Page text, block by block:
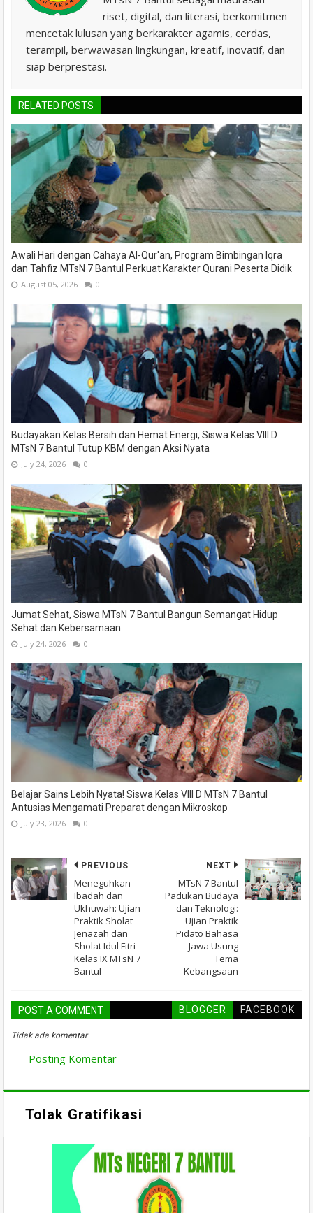
riset, digital, dan literasi, berkomitmen
mencetak lulusan yang berkarakter agamis, cerdas,
terampil, berwawasan lingkungan, kreatif, inovatif, dan
siap berprestasi.
RELATED POSTS
Awali Hari dengan Cahaya Al-Qur'an, Program Bimbingan Iqra
dan Tahfiz MTsN 7 Bantul Perkuat Karakter Qurani Peserta Didik
August 05, 2026 0
Budayakan Kelas Bersih dan Hemat Energi, Siswa Kelas VIII D
MTsN 7 Bantul Tutup KBM dengan Aksi Nyata
July 24, 2026 0
Jumat Sehat, Siswa MTsN 7 Bantul Bangun Semangat Hidup
Sehat dan Kebersamaan
July 24, 2026 0
Belajar Sains Lebih Nyata! Siswa Kelas VIII D MTsN 7 Bantul
Antusias Mengamati Preparat dengan Mikroskop
July 23, 2026 0
NEXT
MTsN 7 Bantul
Padukan Budaya
dan Teknologi:
Ujian Praktik
Pidato Bahasa
Jawa Usung
Tema
Kebangsaan
PREVIOUS
Meneguhkan
Ibadah dan
Ukhuwah: Ujian
Praktik Sholat
Jenazah dan
Sholat Idul Fitri
Kelas IX MTsN 7
Bantul
POST A COMMENT BLOGGER FACEBOOK
Tidak ada komentar
Posting Komentar
Tolak Gratifikasi